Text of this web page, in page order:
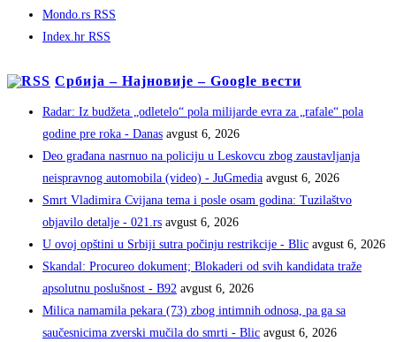
Mondo.rs RSS
Index.hr RSS
Србија – Најновије – Google вести
Radar: Iz budžeta „odletelo“ pola milijarde evra za „rafale“ pola
godine pre roka - Danas avgust 6, 2026
Deo građana nasrnuo na policiju u Leskovcu zbog zaustavljanja
neispravnog automobila (video) - JuGmedia avgust 6, 2026
Smrt Vladimira Cvijana tema i posle osam godina: Tuzilaštvo
objavilo detalje - 021.rs avgust 6, 2026
U ovoj opštini u Srbiji sutra počinju restrikcije - Blic avgust 6, 2026
Skandal: Procureo dokument; Blokaderi od svih kandidata traže
apsolutnu poslušnost - B92 avgust 6, 2026
Milica namamila pekara (73) zbog intimnih odnosa, pa ga sa
saučesnicima zverski mučila do smrti - Blic avgust 6, 2026